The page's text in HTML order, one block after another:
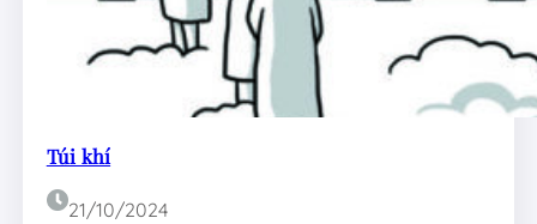
Túi khí
21/10/2024